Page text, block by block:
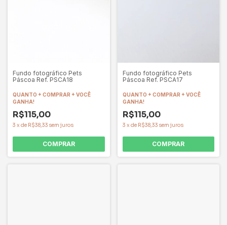
Fundo fotográfico Pets
Páscoa Ref. PSCA18
QUANTO + COMPRAR + VOCÊ
GANHA!
R$115,00
3 x de R$38,33 sem juros
COMPRAR
Fundo fotográfico Pets
Páscoa Ref. PSCA17
QUANTO + COMPRAR + VOCÊ
GANHA!
R$115,00
3 x de R$38,33 sem juros
COMPRAR